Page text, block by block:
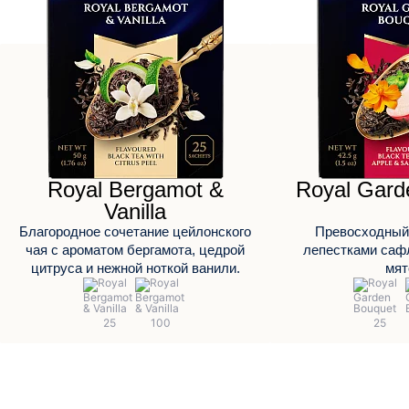
Royal Bergamot &
Vanilla
Благородное сочетание цейлонского
чая с ароматом бергамота, цедрой
цитруса и нежной ноткой ванили.
Royal
лепестками